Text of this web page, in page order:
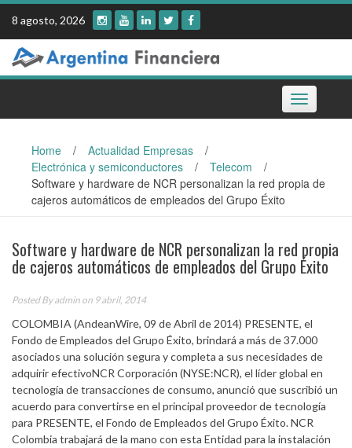
Skip
content
8 agosto, 2026
Toggle
navigation
Home / Actualidad Empresas
/
Electrónica y semiconductores
/ Telecom
/
Software y hardware de NCR personalizan la red propia de
cajeros automáticos de empleados del Grupo Éxito
Software y hardware de NCR personalizan la red propia
de cajeros automáticos de empleados del Grupo Éxito
Posted Byadmin on 9 abril, 2014
COLOMBIA (AndeanWire, 09 de Abril de 2014) PRESENTE, el
Fondo de Empleados del Grupo Éxito, brindará a más de 37.000
asociados una solución segura y completa a sus necesidades de
adquirir efectivoNCR Corporación (NYSE:NCR), el líder global en
tecnología de transacciones de consumo, anunció que suscribió un
acuerdo para convertirse en el principal proveedor de tecnología
para PRESENTE, el Fondo de Empleados del Grupo Éxito. NCR
Colombia trabajará de la mano con esta Entidad para la instalación